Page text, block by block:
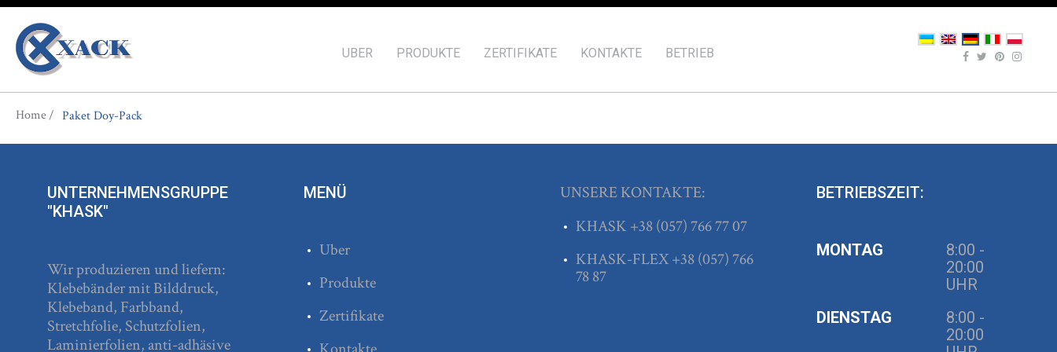
UBER PRODUKTE ZERTIFIKATE KONTAKTE BETRIEB
You are here
Home Paket Doy-Pack
UNTERNEHMENSGRUPPE
"KHASK"
Wir produzieren und liefern:
Klebebänder mit Bilddruck,
Klebeband, Farbband,
Stretchfolie, Schutzfolien,
Laminierfolien, anti-adhäsive
MENÜ
Uber
Produkte
Zertifikate
UNSERE KONTAKTE:
KHASK+38(057) 766 77 07
KHASK-FLEX+38(057) 766
78 87
BETRIEBSZEIT:
MONTAG
8:00 -
20:00
UHR
DIENSTAG
8:00 -
20:00